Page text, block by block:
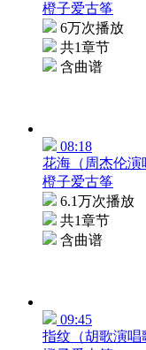
橙子爱古筝
6万次播放
共1章节
含曲谱
08:18
花海（周杰伦演
橙子爱古筝
6.1万次播放
共1章节
含曲谱
09:45
指纹（胡歌演唱